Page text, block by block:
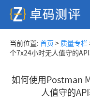
当前位置: 首页 > 质量专栏
个7x24小时无人值守的
如何使用Postman
人值守的